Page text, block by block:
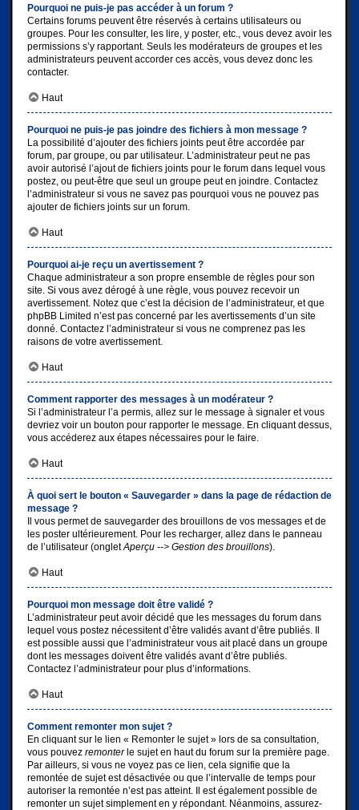
Pourquoi ne puis-je pas accéder à un forum ?
Certains forums peuvent être réservés à certains utilisateurs ou
groupes. Pour les consulter, les lire, y poster, etc., vous devez avoir les
permissions s’y rapportant. Seuls les modérateurs de groupes et les
administrateurs peuvent accorder ces accès, vous devez donc les
contacter.
Haut
Pourquoi ne puis-je pas joindre des fichiers à mon message ?
La possibilité d’ajouter des fichiers joints peut être accordée par
forum, par groupe, ou par utilisateur. L’administrateur peut ne pas
avoir autorisé l’ajout de fichiers joints pour le forum dans lequel vous
postez, ou peut-être que seul un groupe peut en joindre. Contactez
l’administrateur si vous ne savez pas pourquoi vous ne pouvez pas
ajouter de fichiers joints sur un forum.
Haut
Pourquoi ai-je reçu un avertissement ?
Chaque administrateur a son propre ensemble de règles pour son
site. Si vous avez dérogé à une règle, vous pouvez recevoir un
avertissement. Notez que c’est la décision de l’administrateur, et que
phpBB Limited n’est pas concerné par les avertissements d’un site
donné. Contactez l’administrateur si vous ne comprenez pas les
raisons de votre avertissement.
Haut
Comment rapporter des messages à un modérateur ?
Si l’administrateur l’a permis, allez sur le message à signaler et vous
devriez voir un bouton pour rapporter le message. En cliquant dessus,
vous accéderez aux étapes nécessaires pour le faire.
Haut
À quoi sert le bouton « Sauvegarder » dans la page de rédaction de
message ?
Il vous permet de sauvegarder des brouillons de vos messages et de
les poster ultérieurement. Pour les recharger, allez dans le panneau
de l’utilisateur (ongletAperçu --> Gestion des brouillons).
Haut
Pourquoi mon message doit être validé ?
L’administrateur peut avoir décidé que les messages du forum dans
lequel vous postez nécessitent d’être validés avant d’être publiés. Il
est possible aussi que l’administrateur vous ait placé dans un groupe
dont les messages doivent être validés avant d’être publiés.
Contactez l’administrateur pour plus d’informations.
Haut
Comment remonter mon sujet ?
En cliquant sur le lien « Remonter le sujet » lors de sa consultation,
vous pouvez remonterle sujet en haut du forum sur la première page.
Par ailleurs, si vous ne voyez pas ce lien, cela signifie que la
remontée de sujet est désactivée ou que l’intervalle de temps pour
autoriser la remontée n’est pas atteint. Il est également possible de
remonter un sujet simplement en y répondant. Néanmoins, assurez-